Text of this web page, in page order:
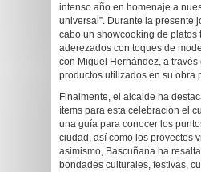
intenso año en homenaje a
universal”. Durante la presente
cabo un showcooking de platos
aderezados con toques de
con Miguel Hernández, a través
productos utilizados en su obra
Finalmente, el alcalde ha
ítems para esta celebración el
una guía para conocer los
ciudad, así como los proyectos
asimismo, Bascuñana ha
bondades culturales, festivas,